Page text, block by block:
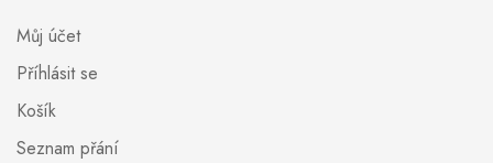
Můj účet
Příhlásit se
Košík
Seznam přání